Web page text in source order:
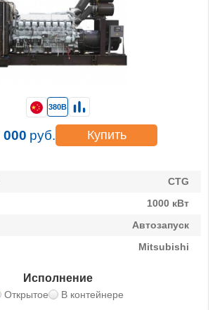
CTG
1000 кВт
Автозапуск
Mitsubishi
Исполнение
Открытое В контейнере
380В
000 руб. Купить